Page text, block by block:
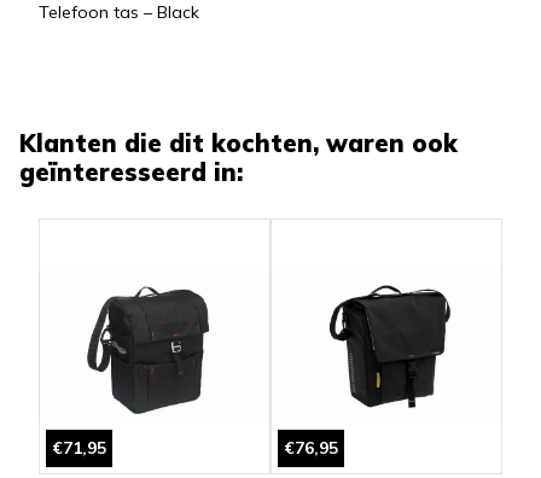
Telefoon tas – Black
Klanten die dit kochten, waren ook
geïnteresseerd in:
€71,95 €76,95